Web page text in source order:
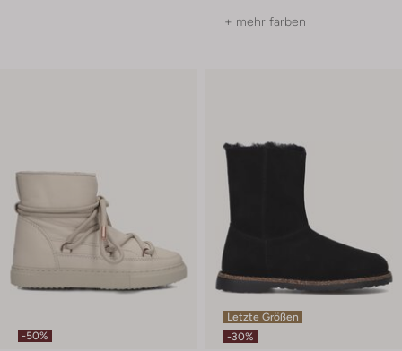
+ mehr farben
-50%
Letzte Größen
-30%